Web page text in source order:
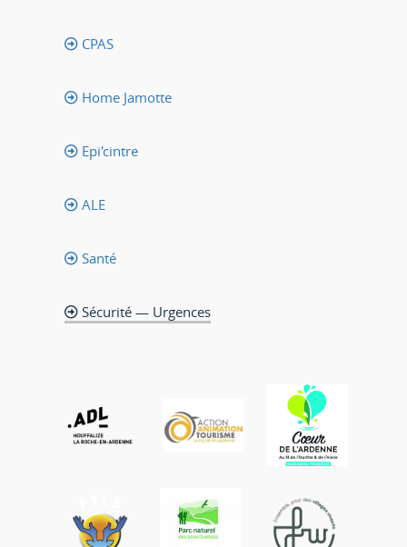
CPAS
Home Jamotte
Epi'cintre
ALE
Santé
Sécurité — Urgences